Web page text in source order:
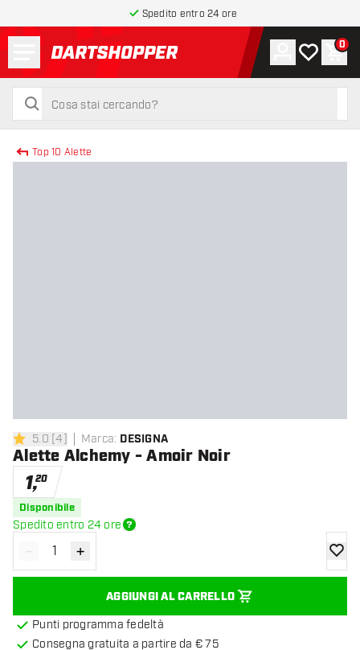
Spedito entro 24 ore
torna alla home page
cerca
cerca
Account
La mia0
Top 10 Alette
5 stelle di valutazione
5.0 [4] Marca: DESIGNA
Alette Alchemy - Amoir Noir
1,20
Disponibile
Spedito entro 24 ore
Diminuisci quantità
- Aumenta quantità
+
AGGIUNGI AL CARRELLO
Punti programma fedeltà
Consegna gratuita a partire da € 75